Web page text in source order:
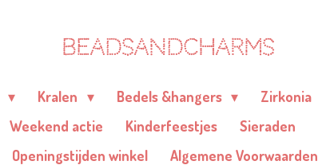
BEADSANDCHARMS
Kralen Bedels &hangers Zirkonia
Weekend actie Kinderfeestjes Sieraden
Openingstijden winkel Algemene Voorwaarden